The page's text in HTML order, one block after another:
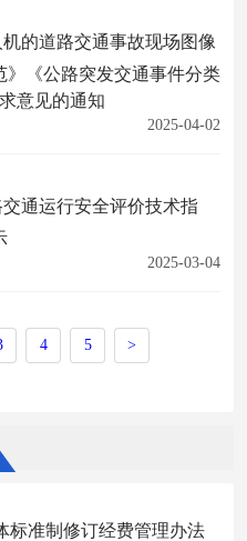
的道路交通事故现场图像
《公路突发交通事件分类
意见的通知
2025-04-02
通运行安全评价技术指
2025-03-04
4 5 >
标准制修订经费管理办法